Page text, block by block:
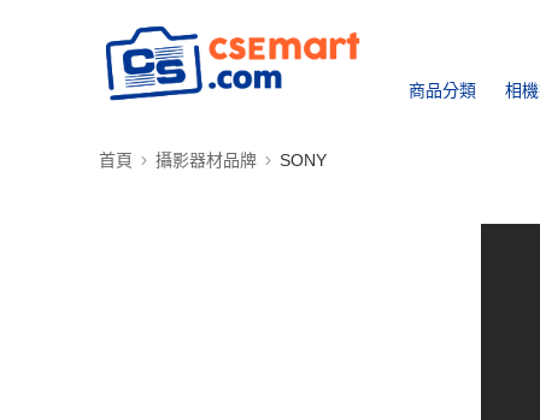
商品分類 相
首頁 攝影器材品牌 SONY